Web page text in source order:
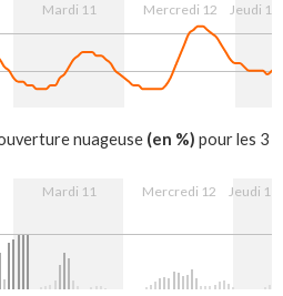
Mardi 11 Mercredi 12 Jeudi 13
nuageuse (en %) pour les 3
Mardi 11 Mercredi 12 Jeudi 13